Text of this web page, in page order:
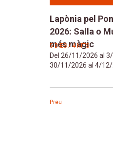
Lapònia pel
2026: Salla o
més màgic
5 DIES / 4 NITS
Del 26/11/2026 al
30/11/2026 al 4/
Preu